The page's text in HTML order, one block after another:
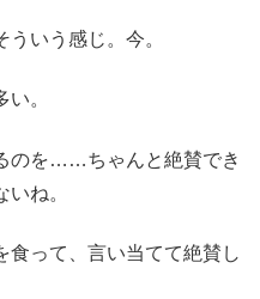
ういう感じ。今。
。
のを……ちゃんと絶賛でき
ね。
食って、言い当てて絶賛し